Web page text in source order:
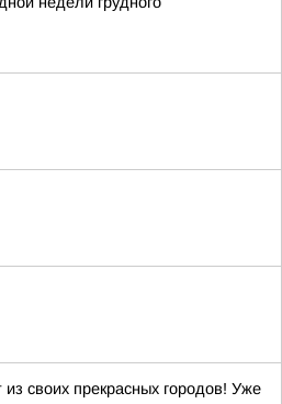
своих прекрасных городов! Уже